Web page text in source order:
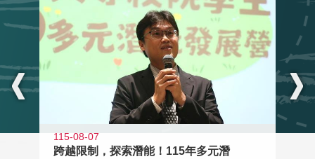
115-08-07
跨越限制，探索潛能！115年多元潛